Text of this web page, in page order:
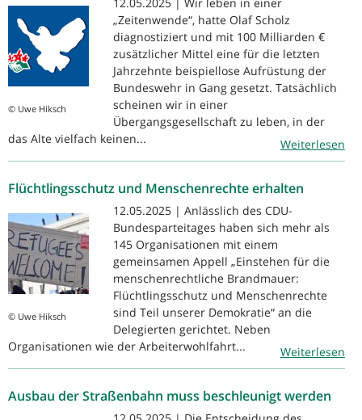
© Uwe Hiksch
„Zeitenwende“, hatte Olaf Scholz
diagnostiziert und mit 100 Milliarden €
zusätzlicher Mittel eine für die letzten
Jahrzehnte beispiellose Aufrüstung der
Bundeswehr in Gang gesetzt. Tatsächlich
scheinen wir in einer
Übergangsgesellschaft zu leben, in der
das Alte vielfach keinen...
Weiterlesen
Flüchtlingsschutz und Menschenrechte erhalten
© Uwe Hiksch
12.05.2025 | Anlässlich des CDU-
Bundesparteitages haben sich mehr als
145 Organisationen mit einem
gemeinsamen Appell „Einstehen für die
menschenrechtliche Brandmauer:
Flüchtlingsschutz und Menschenrechte
sind Teil unserer Demokratie“ an die
Delegierten gerichtet. Neben
Organisationen wie der Arbeiterwohlfahrt...
Weiterlesen
Ausbau der Straßenbahn muss beschleunigt werden